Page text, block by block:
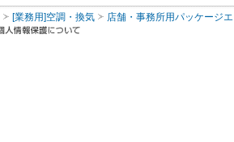
[業務用]空調・換気 店舗・事務所用パッケージ